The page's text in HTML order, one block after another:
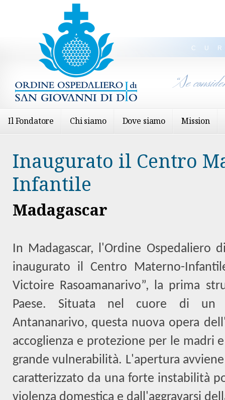
Il Fondatore Chi siamo Dove siamo Mission
“Se
Inaugurato il Centro
Infantile
Madagascar
In Madagascar, l'Ordine Ospedaliero
inaugurato il Centro Materno-
Victoire Rasoamanarivo”, la prima
Paese. Situata nel cuore di un
Antananarivo, questa nuova opera
accoglienza e protezione per le madri
grande vulnerabilità. L'apertura
caratterizzato da una forte instabilità
violenza domestica e dall'aggravarsi